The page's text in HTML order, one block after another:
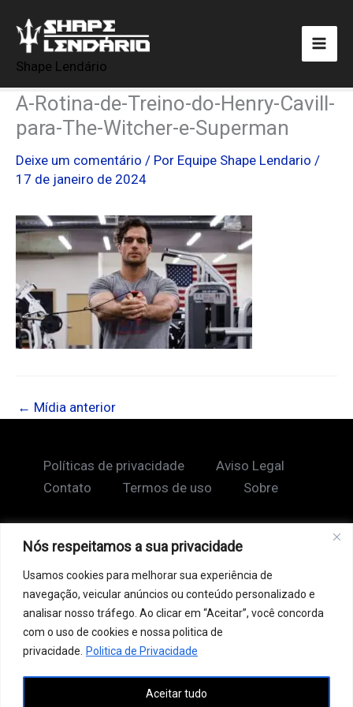
Nós respeitamos a sua privacidade
Usamos cookies para melhorar sua experiência de
navegação, veicular anúncios ou conteúdo personalizado e
analisar nosso tráfego. Ao clicar em “Aceitar”, você concorda
com o uso de cookies e nossa politica de
privacidade. Politica de Privacidade
Aceitar tudo
para
conteúdo
Shape Lendário
A-Rotina-de-Treino-do-Henry-Cavill-
para-The-Witcher-e-Superman
Deixe um comentário / Por Equipe Shape Lendario /
17 de janeiro de 2024
← Mídia anterior
Políticas de privacidade
Aviso Legal
Contato
Termos de uso Sobre
Ao acessar este site, você concorda com nossos
Termos de Uso e Política de Privacidade. Este site
pode conter links patrocinados, incluindo do Google
AdSense, e links de afiliados. Podemos receber uma
comissão por vendas feitas através desses links. o
conteúdo aqui presente, incluindo textos, é protegido